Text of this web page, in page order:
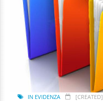
IN EVIDENZA [CREATED]